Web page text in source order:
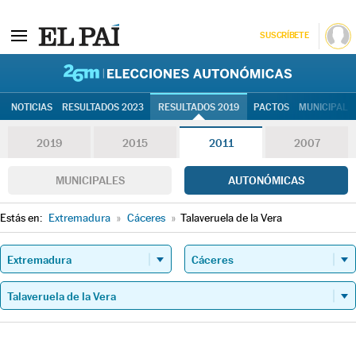
SUSCRÍBETE
NOTICIAS RESULTADOS 2023 RESULTADOS 2019 PACTOS
2019 2015 2011 2007
MUNICIPALES AUTONÓMICAS
Estás en: Extremadura » Cáceres » Talaveruela de la Vera